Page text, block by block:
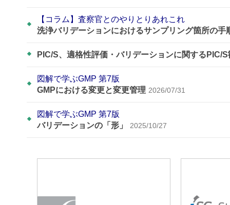
【コラム】査察官とのやりとりあれこれ
洗浄バリデーションにおけるサンプリング箇所の手
PIC/S、適格性評価・バリデーションに関するPIC/
図解で学ぶGMP 第7版
GMPにおける変更と変更管理 2026/07/31
図解で学ぶGMP 第7版
バリデーションの「形」
2025/10/27